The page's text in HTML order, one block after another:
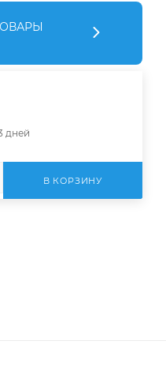
дней
В КОРЗИНУ